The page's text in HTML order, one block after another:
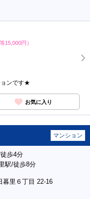
15,000円）
ョンです★
お気に入り
マンション
歩4分
駅/徒歩8分
暮里６丁目 22-16